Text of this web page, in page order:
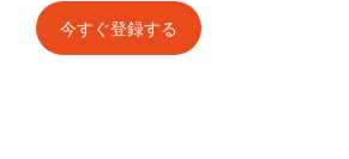
今すぐ登録する